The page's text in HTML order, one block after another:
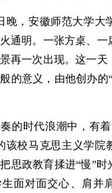
晚，安徽师范大学大
通明。一张方桌、一
再一次出现。这一天
的意义，由他创办的
的时代浪潮中，有
该校马克思主义学院
思政教育揉进“慢”时
面对面交心、肩并